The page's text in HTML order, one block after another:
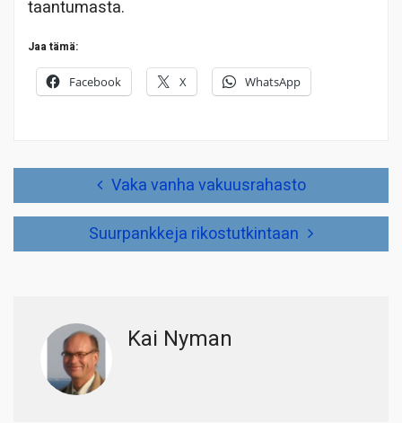
taantumasta.
Jaa tämä:
Facebook X WhatsApp
Vaka vanha vakuusrahasto
Suurpankkeja rikostutkintaan
Kai Nyman